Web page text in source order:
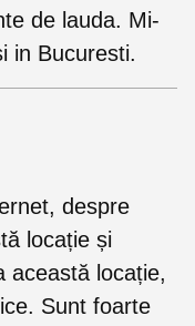
de lauda. Mi-
in Bucuresti.
despre
locație și
această locație,
Sunt foarte